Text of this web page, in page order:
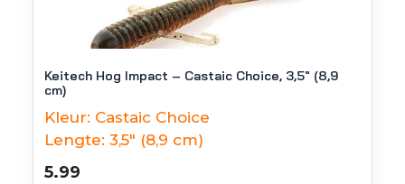
Keitech Hog Impact – Castaic Choice, 3,5″ (8,9
cm)
Kleur: Castaic Choice
Lengte: 3,5" (8,9 cm)
5.99